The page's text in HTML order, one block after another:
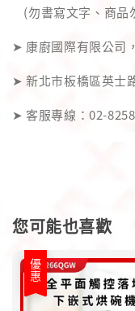
(勿書寫文字、商品
➤ 康廚國際有限公司
➤ 新北市板橋區英士
➤ 客服專線：02-
您可能也喜歡
優惠